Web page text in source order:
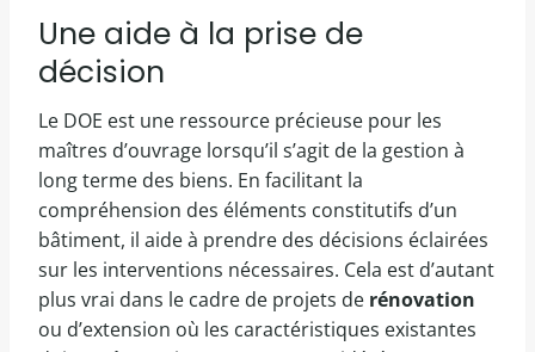
Une aide à la prise de
décision
Le DOE est une ressource précieuse pour les
maîtres d’ouvrage lorsqu’il s’agit de la gestion à
long terme des biens. En facilitant la
compréhension des éléments constitutifs d’un
bâtiment, il aide à prendre des décisions éclairées
sur les interventions nécessaires. Cela est d’autant
plus vrai dans le cadre de projets de rénovation
ou d’extension où les caractéristiques existantes